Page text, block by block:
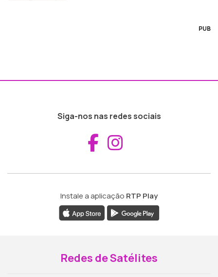
PUB
Siga-nos nas redes sociais
Aceder ao
Instale a aplicação RTP Play
Redes de Satélites